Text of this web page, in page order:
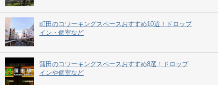
町田のコワーキングスペースおすすめ10選！ドロップ
イン・個室など
蒲田のコワーキングスペースおすすめ8選！ドロップ
インや個室など